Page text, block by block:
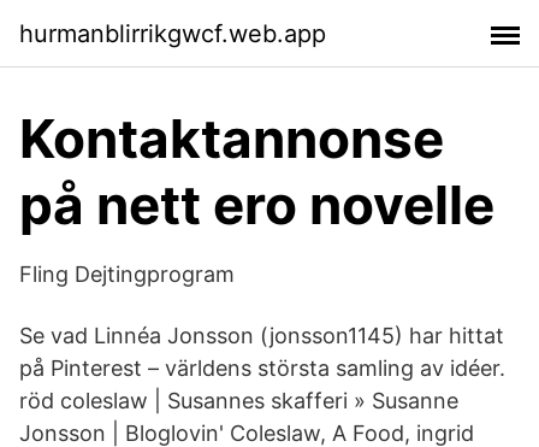
hurmanblirrikgwcf.web.app
Kontaktannonse
på nett ero novelle
Fling Dejtingprogram
Se vad Linnéa Jonsson (jonsson1145) har hittat
på Pinterest – världens största samling av idéer.
röd coleslaw | Susannes skafferi » Susanne
Jonsson | Bloglovin' Coleslaw, A Food, ingrid